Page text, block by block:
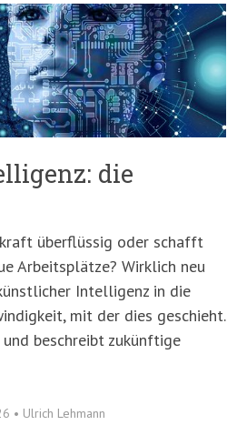
die
überflüssig oder schafft
Arbeitsplätze? Wirklich neu
Intelligenz in die
mit der dies geschieht.
beschreibt zukünftige
• Ulrich Lehmann